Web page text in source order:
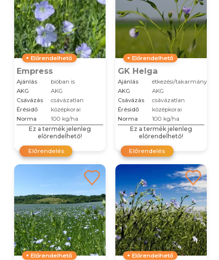
Előrendelhető
Empress
Ajánlás
bióban is
AKG
AKG
Csávázás
csávázatlan
Érésidő
középkorai
Norma
100 kg/ha
Ez a termék jelenleg
előrendelhető!
Előrendelés
Előrendelhető
GK Helga
Ajánlás
étkezési/takarmány
AKG
AKG
Csávázás
csávázatlan
Érésidő
középkorai
Norma
100 kg/ha
Ez a termék jelenleg
előrendelhető!
Előrendelés
Előrendelhető Előrendelhető